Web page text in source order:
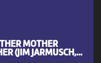
MOTHER
(JIM JARMUSCH,...